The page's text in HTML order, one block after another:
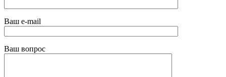
Ваш e-mail
Ваш вопрос